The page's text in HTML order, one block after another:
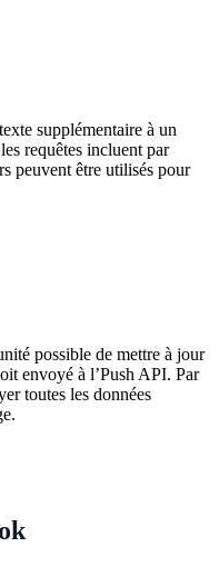
supplémentaire à un
requêtes incluent par
peuvent être utilisés pour
possible de mettre à jour
envoyé à l’Push API. Par
toutes les données